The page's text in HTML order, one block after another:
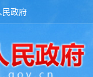
民政府